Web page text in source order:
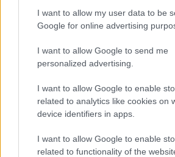
I want to allow my user data to be
Google for online advertising
I want to allow Google to send me
personalized advertising.
I want to allow Google to enable
related to analytics like cookies on
device identifiers in apps.
I want to allow Google to enable
related to functionality of the
Σύμφωνα με άλλες
νοσηλεύονται σε σοβαρή
ωστόσο οι περισσότεροι
συμπτώματα. Από τις αρχές
η Γαλλία ξεκίνησε τεστ σε
προκειμένου να γίνει
κατάστασης και εκεί
κρουσμάτων στη χώρα.